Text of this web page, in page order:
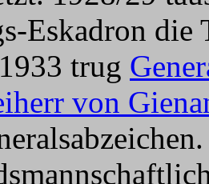
Eskadron die
trug
von